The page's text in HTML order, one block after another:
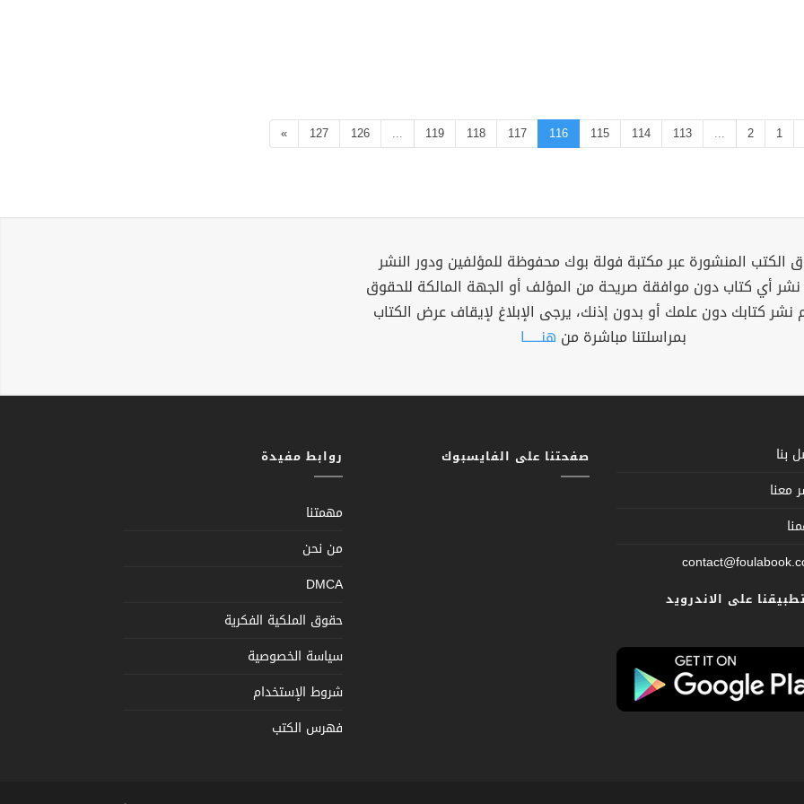
1
2
...
113
114
115
116
117
118
119
...
126
127
»
الكتب المنشورة عبر مكتبة فولة بوك محفوظة للمؤلفين ودور النشر
نشر أي كتاب دون موافقة صريحة من المؤلف أو الجهة المالكة للحقوق
نشر كتابك دون علمك أو بدون إذنك، يرجى الإبلاغ لإيقاف عرض الكتاب
بمراسلتنا مباشرة من هنــــــا
بنا
معنا
على الاندرويد
صفحتنا على الفايسبوك روابط مفيدة
مهمتنا
من نحن
DMCA
حقوق الملكية الفكرية
سياسة الخصوصية
شروط الإستخدام
فهرس الكتب